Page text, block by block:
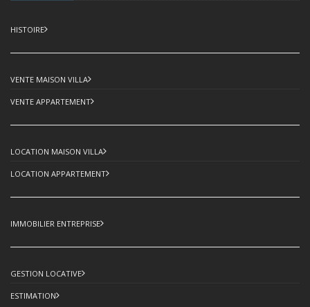
HISTOIRE
VENTE MAISON VILLA
VENTE APPARTEMENT
LOCATION MAISON VILLA
LOCATION APPARTEMENT
IMMOBILIER ENTREPRISE
GESTION LOCATIVE
ESTIMATION